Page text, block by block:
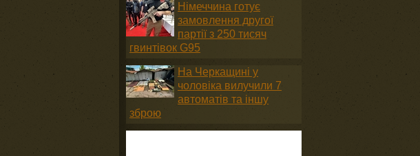
Німеччина готує
замовлення другої
партії з 250 тисяч
гвинтівок G95
На Черкащині у
чоловіка вилучили 7
автоматів та іншу
зброю